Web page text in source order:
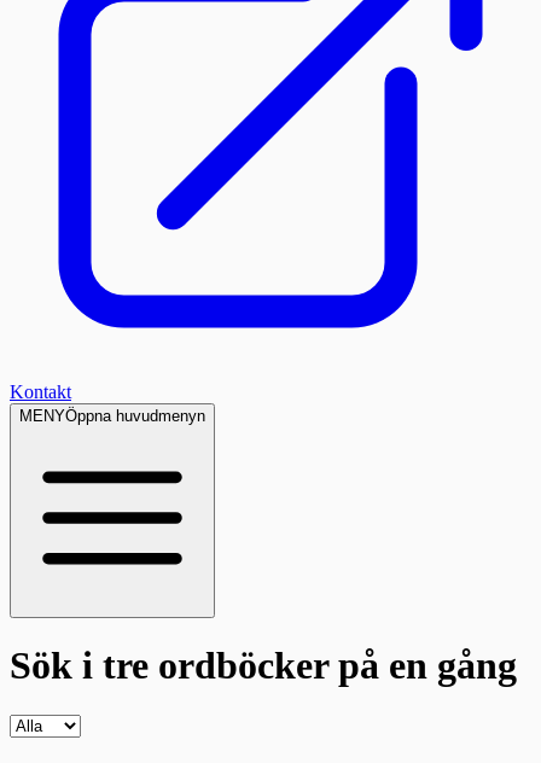
Kontakt
MENYÖppna huvudmenyn
Sök i tre ordböckerpå en gång